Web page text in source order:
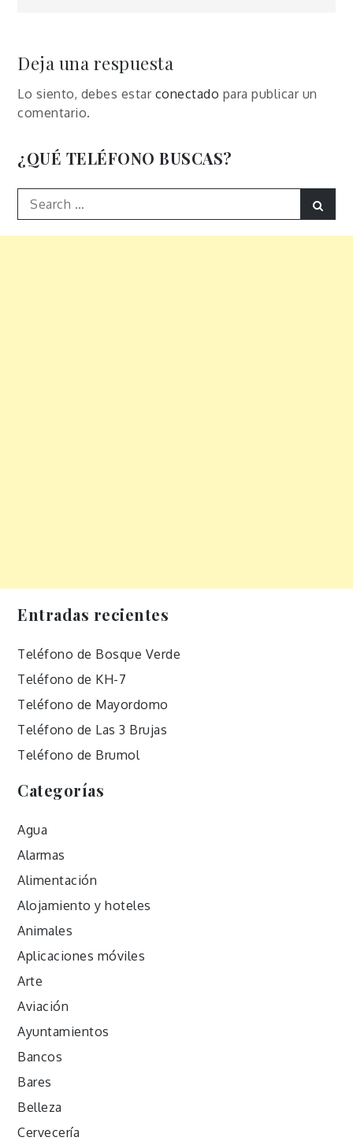
entradas
Deja una respuesta
Lo siento, debes estar conectado para publicar un
comentario.
¿QUÉ TELÉFONO BUSCAS?
Search
for:
Entradas recientes
Teléfono de Bosque Verde
Teléfono de KH-7
Teléfono de Mayordomo
Teléfono de Las 3 Brujas
Teléfono de Brumol
Categorías
Agua
Alarmas
Alimentación
Alojamiento y hoteles
Animales
Aplicaciones móviles
Arte
Aviación
Ayuntamientos
Bancos
Bares
Belleza
Cervecería